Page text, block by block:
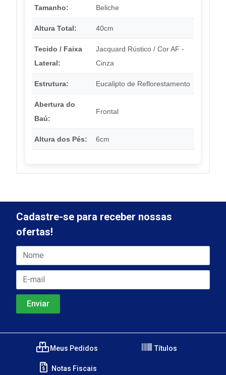
Tamanho: Beliche
Altura Total: 40cm
Tecido / Faixa
Lateral:
Jacquard Rústico / Cor AF -
Cinza
Estrutura: Eucalipto de Reflorestamento
Abertura do
Baú:
Frontal
Altura dos Pés: 6cm
Cadastre-se para receber nossas
ofertas!
Meus Pedidos Títulos
Notas Fiscais